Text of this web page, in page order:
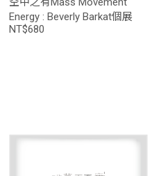
Energy : Beverly Barkat個展
NT$680